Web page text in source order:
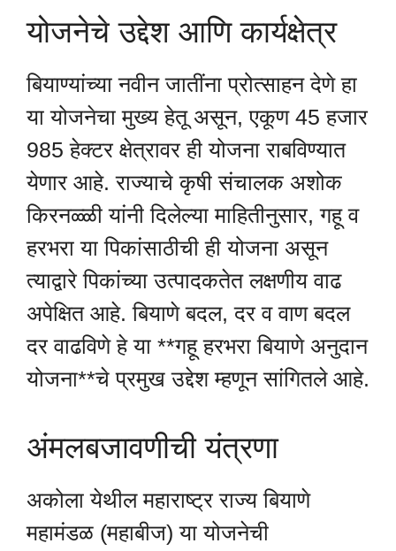
योजनेचे उद्देश आणि कार्यक्षेत्र
बियाण्यांच्या नवीन जातींना प्रोत्साहन देणे हा
या योजनेचा मुख्य हेतू असून, एकूण 45 हजार
985 हेक्टर क्षेत्रावर ही योजना राबविण्यात
येणार आहे. राज्याचे कृषी संचालक अशोक
किरनळ्ळी यांनी दिलेल्या माहितीनुसार, गहू व
हरभरा या पिकांसाठीची ही योजना असून
त्याद्वारे पिकांच्या उत्पादकतेत लक्षणीय वाढ
अपेक्षित आहे. बियाणे बदल, दर व वाण बदल
दर वाढविणे हे या **गहू हरभरा बियाणे अनुदान
योजना**चे प्रमुख उद्देश म्हणून सांगितले आहे.
अंमलबजावणीची यंत्रणा
अकोला येथील महाराष्ट्र राज्य बियाणे
महामंडळ (महाबीज) या योजनेची